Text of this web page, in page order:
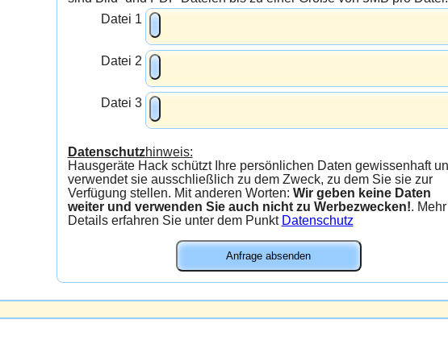
Datei 1
Datei 2
Datei 3
Datenschutzhinweis:
Hausgeräte Hack schützt Ihre persönlichen Daten gewissenhaft und
verwendet sie ausschließlich zu dem Zweck, zu dem Sie sie zur
Verfügung stellen. Mit anderen Worten: Wir geben keine Daten
weiter und verwenden Sie auch nicht zu Werbezwecken!. Mehr
Details erfahren Sie unter dem Punkt Datenschutz